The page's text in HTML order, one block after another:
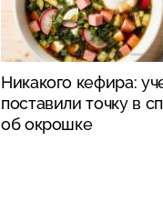
Никакого кефира:
поставили точку в
об окрошке